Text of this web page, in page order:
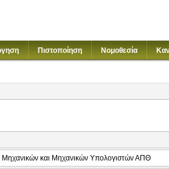
Πιστοποίηση Νομοθεσία
και Μηχανικών Υπολογιστών ΑΠΘ